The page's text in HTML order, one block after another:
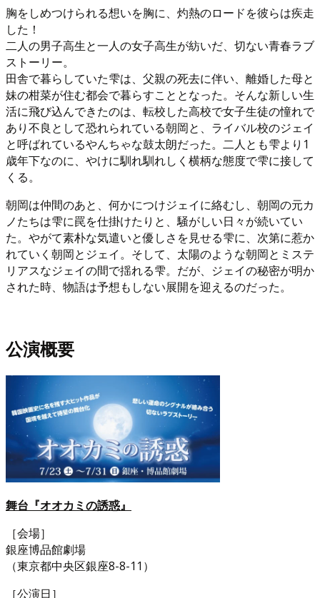
胸をしめつけられる想いを胸に、灼熱のロードを彼らは疾走
した！
二人の男子高生と一人の女子高生が紡いだ、切ない青春ラブ
ストーリー。
田舎で暮らしていた雫は、父親の死去に伴い、離婚した母と
妹の柑菜が住む都会で暮らすこととなった。そんな新しい生
活に飛び込んできたのは、転校した高校で女子生徒の憧れで
あり不良として恐れられている朝岡と、ライバル校のジェイ
と呼ばれているやんちゃな鼓太朗だった。二人とも雫より1
歳年下なのに、やけに馴れ馴れしく横柄な態度で雫に接して
くる。
朝岡は仲間のあと、何かにつけジェイに絡むし、朝岡の元カ
ノたちは雫に罠を仕掛けたりと、騒がしい日々が続いてい
た。やがて素朴な気遣いと優しさを見せる雫に、次第に惹か
れていく朝岡とジェイ。そして、太陽のような朝岡とミステ
リアスなジェイの間で揺れる雫。だが、ジェイの秘密が明か
された時、物語は予想もしない展開を迎えるのだった。
公演概要
舞台『オオカミの誘惑』
［会場］
銀座博品館劇場
（東京都中央区銀座8-8-11）
［公演日］